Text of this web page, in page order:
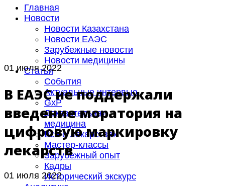
Главная
Новости
Новости Казахстана
Новости ЕАЭС
Зарубежные новости
Новости медицины
Статьи
События
Актуальные интервью
GxP
Доказательная
медицина
Все о лекарствах
Мастер-классы
Зарубежный опыт
Кадры
Исторический экскурс
01 июля 2022
В ЕАЭС не поддержали
введение моратория на
цифровую маркировку
лекарств
01 июля 2022